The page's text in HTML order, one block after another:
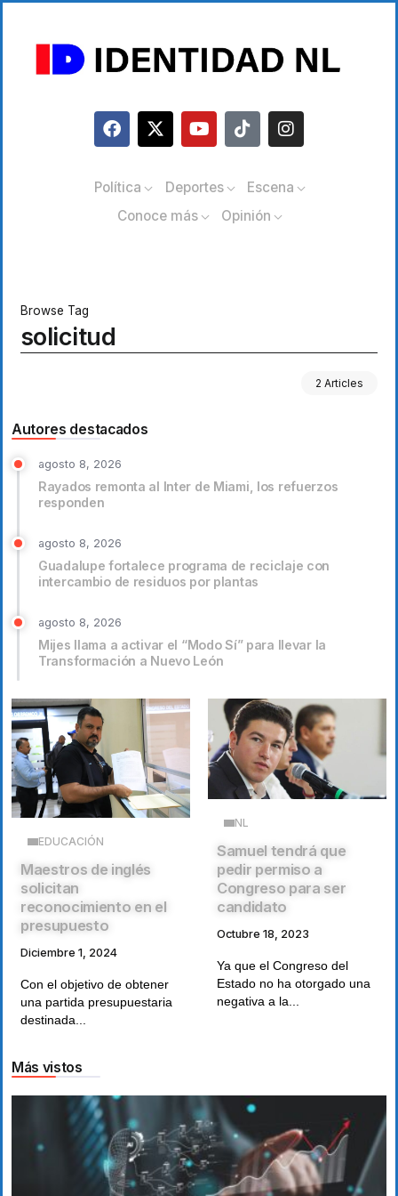
Política Deportes
Escena
Conoce más
Opinión
Browse Tag
solicitud
2 Articles
Autores destacados
agosto 8, 2026
Rayados remonta al Inter de Miami, los refuerzos
responden
agosto 8, 2026
Guadalupe fortalece programa de reciclaje con
intercambio de residuos por plantas
agosto 8, 2026
Mijes llama a activar el “Modo Sí” para llevar la
Transformación a Nuevo León
EDUCACIÓN
Maestros de inglés
solicitan
reconocimiento en el
presupuesto
Diciembre 1, 2024
Con el objetivo de obtener
una partida presupuestaria
destinada...
NL
Samuel tendrá que
pedir permiso a
Congreso para ser
candidato
Octubre 18, 2023
Ya que el Congreso del
Estado no ha otorgado una
negativa a la...
Más vistos